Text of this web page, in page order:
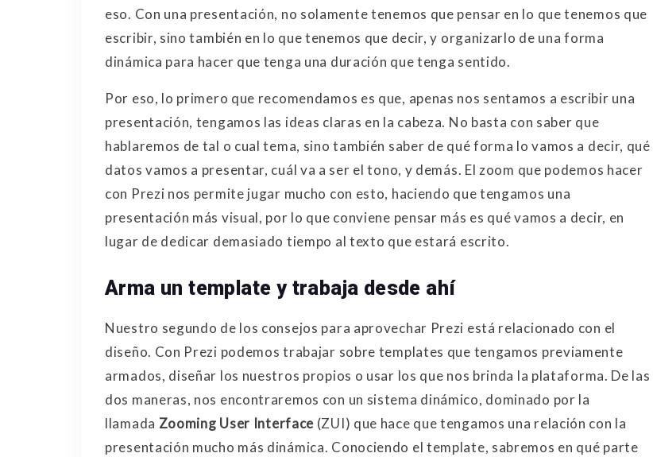
eso. Con una presentación, no solamente tenemos que pensar en lo que tenemos que
escribir, sino también en lo que tenemos que decir, y organizarlo de una forma
dinámica para hacer que tenga una duración que tenga sentido.
Por eso, lo primero que recomendamos es que, apenas nos sentamos a escribir una
presentación, tengamos las ideas claras en la cabeza. No basta con saber que
hablaremos de tal o cual tema, sino también saber de qué forma lo vamos a decir, qué
datos vamos a presentar, cuál va a ser el tono, y demás. El zoom que podemos hacer
con Prezi nos permite jugar mucho con esto, haciendo que tengamos una
presentación más visual, por lo que conviene pensar más es qué vamos a decir, en
lugar de dedicar demasiado tiempo al texto que estará escrito.
Arma un template y trabaja desde ahí
Nuestro segundo de los consejos para aprovechar Prezi está relacionado con el
diseño. Con Prezi podemos trabajar sobre templates que tengamos previamente
armados, diseñar los nuestros propios o usar los que nos brinda la plataforma. De las
dos maneras, nos encontraremos con un sistema dinámico, dominado por la
llamada Zooming User Interface (ZUI) que hace que tengamos una relación con la
presentación mucho más dinámica. Conociendo el template, sabremos en qué parte